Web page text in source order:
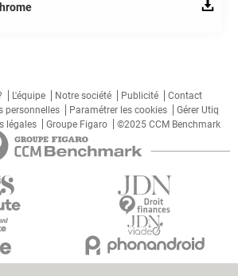
L'équipe Notre société Publicité
Contact
personnelles Paramétrer les cookies
Gérer Utiq
légales Groupe Figaro ©2025 CCM Benchmark